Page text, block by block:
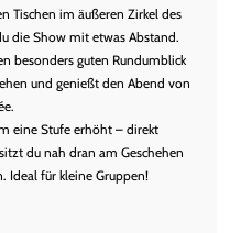
Tischen im äußeren Zirkel des
die Show mit etwas Abstand.
besonders guten Rundumblick
und genießt den Abend von
eine Stufe erhöht – direkt
du nah dran am Geschehen
Ideal für kleine Gruppen!